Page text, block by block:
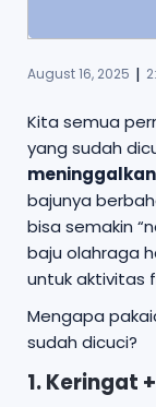
August 16, 2025 |
Kita semua
yang sudah
bajunya
bisa semakin
baju olahraga
untuk aktivitas
Mengapa
sudah dicuci?
1. Keringat